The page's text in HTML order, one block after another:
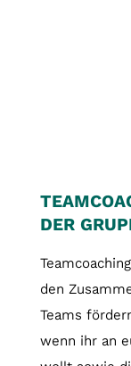
DER
den
Teams
wenn ihr an